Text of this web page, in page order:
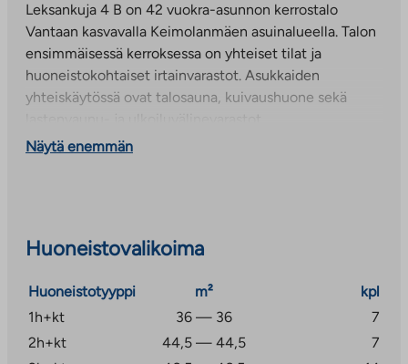
Leksankuja 4 B on 42 vuokra-asunnon kerrostalo
Vantaan kasvavalla Keimolanmäen asuinalueella. Talon
ensimmäisessä kerroksessa on yhteiset tilat ja
huoneistokohtaiset irtainvarastot. Asukkaiden
yhteiskäytössä ovat talosauna, kuivaushuone sekä
Kaikissa asunnoissa on lasitetut parvekkeet,
laminaattilattia.
Keimolanmäki rakentuu Hämeenlinnanväylän
länsipuolelle Petikon luonto- ja virkistysalueen
lähettyville. Vanha Keimolan moottorirata
säilytettävine valvontatorneineen luo omaleimaisen
Näytä enemmän
Huoneistovalikoima
Huoneistotyyppi m²
kpl
1h+kt
36 — 36
7
2h+kt
44,5 — 44,5
7